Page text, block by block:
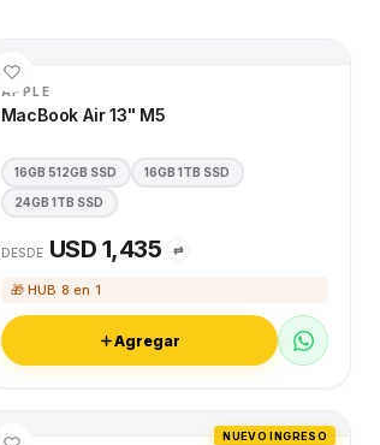
APPLE
MacBook Air 13" M5
16GB 512GB SSD 16GB 1TB SSD
24GB 1TB SSD
DESDE USD 1,435 ⇄
🎁 HUB 8 en 1
Agregar
NUEVO INGRESO